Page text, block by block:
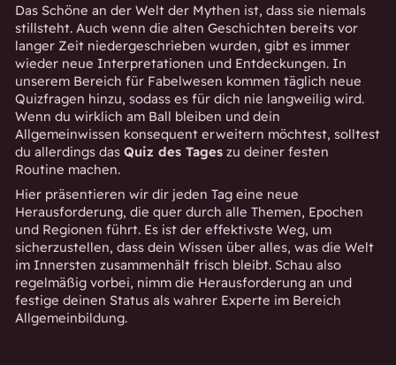
Das Schöne an der Welt der Mythen ist, dass sie niemals
stillsteht. Auch wenn die alten Geschichten bereits vor
langer Zeit niedergeschrieben wurden, gibt es immer
wieder neue Interpretationen und Entdeckungen. In
unserem Bereich für Fabelwesen kommen täglich neue
Quizfragen hinzu, sodass es für dich nie langweilig wird.
Wenn du wirklich am Ball bleiben und dein
Allgemeinwissen konsequent erweitern möchtest, solltest
du allerdings das Quiz des Tageszu deiner festen
Routine machen.
Hier präsentieren wir dir jeden Tag eine neue
Herausforderung, die quer durch alle Themen, Epochen
und Regionen führt. Es ist der effektivste Weg, um
sicherzustellen, dass dein Wissen über alles, was die Welt
im Innersten zusammenhält frisch bleibt. Schau also
regelmäßig vorbei, nimm die Herausforderung an und
festige deinen Status als wahrer Experte im Bereich
Allgemeinbildung.